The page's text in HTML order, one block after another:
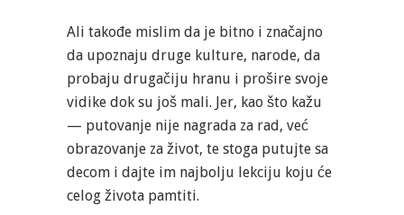
Ali takođe mislim da je bitno i značajno
da upoznaju druge kulture, narode, da
probaju drugačiju hranu i prošire svoje
vidike dok su još mali. Jer, kao što kažu
— putovanje nije nagrada za rad, već
obrazovanje za život, te stoga putujte sa
decom i dajte im najbolju lekciju koju će
celog života pamtiti.